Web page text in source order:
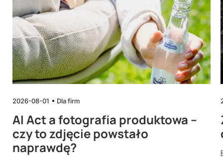
2026-08-01 Dla firm
AI Act a fotografia produktowa –
czy to zdjęcie powstało
naprawdę?